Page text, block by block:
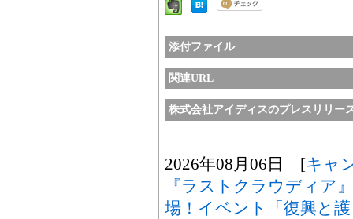
添付ファイル
関連URL
株式会社アイディスのプレスリリー
2026年08月06日 [キャ
『ラストクラウディア
場！イベント「復興と